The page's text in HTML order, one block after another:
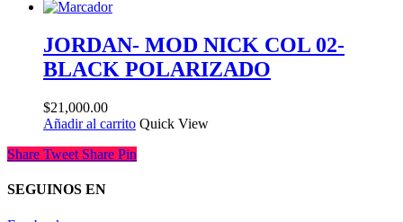
JORDAN- MOD NICK COL 02-
BLACK POLARIZADO
$21,000.00
Añadir al carrito Quick View
Share Tweet Share Pin
SEGUINOS EN